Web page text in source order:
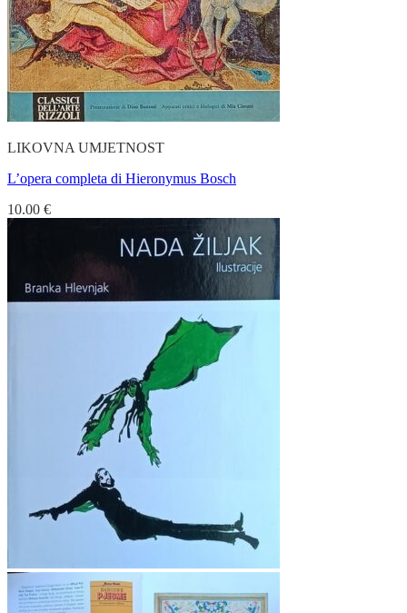
LIKOVNA UMJETNOST
L’opera completa di Hieronymus Bosch
10.00 €